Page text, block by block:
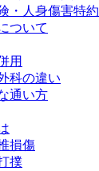
・人身傷害特約
ついて
用
科の違い
通い方
損傷
撲